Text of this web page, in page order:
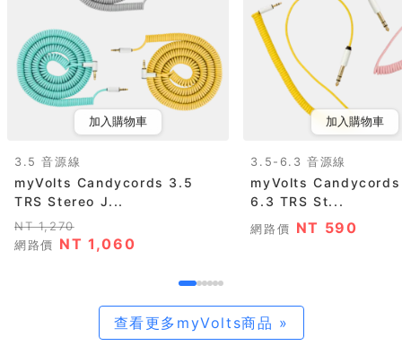
加入購物車
3.5 音源線
myVolts Candycords 3.5
TRS Stereo J...
NT 1,270
網路價 NT 1,060
加入購物車
3.5-6.3 音源線
myVolts
6.3 TRS St...
網路價 NT 590
查看更多myVolts商品 »